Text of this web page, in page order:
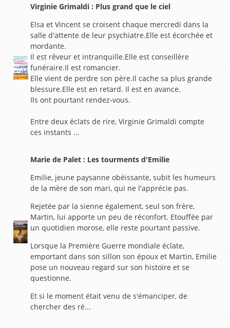
Virginie Grimaldi : Plus grand que le ciel
Elsa et Vincent se croisent chaque mercredi dans la
salle d'attente de leur psychiatre.Elle est écorchée et
mordante.
Il est rêveur et intranquille.Elle est conseillère
funéraire.Il est romancier.
Elle vient de perdre son père.Il cache sa plus grande
blessure.Elle est en retard. Il est en avance.
Ils ont pourtant rendez-vous.
Entre deux éclats de rire, Virginie Grimaldi compte
ces instants ...
Marie de Palet : Les tourments d'Emilie
Emilie, jeune paysanne obéissante, subit les humeurs
de la mère de son mari, qui ne l'apprécie pas.
Rejetée par la sienne également, seul son frère,
Martin, lui apporte un peu de réconfort. Etouffée par
un quotidien morose, elle reste pourtant passive.
Lorsque la Première Guerre mondiale éclate,
emportant dans son sillon son époux et Martin, Emilie
pose un nouveau regard sur son histoire et se
questionne.
Et si le moment était venu de s'émanciper, de
chercher des ré...